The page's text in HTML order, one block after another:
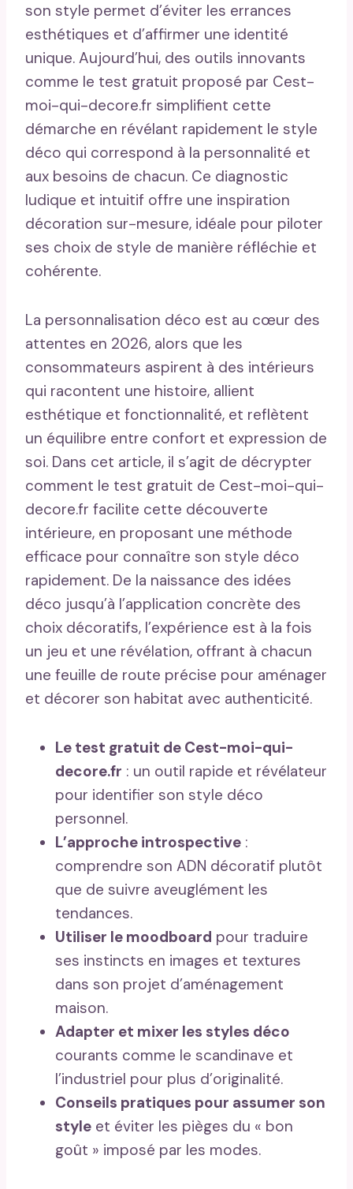
son style permet d’éviter les errances
esthétiques et d’affirmer une identité
unique. Aujourd’hui, des outils innovants
comme le test gratuit proposé par Cest-
moi-qui-decore.fr simplifient cette
démarche en révélant rapidement le style
déco qui correspond à la personnalité et
aux besoins de chacun. Ce diagnostic
ludique et intuitif offre une inspiration
décoration sur-mesure, idéale pour piloter
ses choix de style de manière réfléchie et
cohérente.
La personnalisation déco est au cœur des
attentes en 2026, alors que les
consommateurs aspirent à des intérieurs
qui racontent une histoire, allient
esthétique et fonctionnalité, et reflètent
un équilibre entre confort et expression de
soi. Dans cet article, il s’agit de décrypter
comment le test gratuit de Cest-moi-qui-
decore.fr facilite cette découverte
intérieure, en proposant une méthode
efficace pour connaître son style déco
rapidement. De la naissance des idées
déco jusqu’à l’application concrète des
choix décoratifs, l’expérience est à la fois
un jeu et une révélation, offrant à chacun
une feuille de route précise pour aménager
et décorer son habitat avec authenticité.
Le test gratuit de Cest-moi-qui-
decore.fr : un outil rapide et révélateur
pour identifier son style déco
personnel.
L’approche introspective :
comprendre son ADN décoratif plutôt
que de suivre aveuglément les
tendances.
Utiliser le moodboard pour traduire
ses instincts en images et textures
dans son projet d’aménagement
maison.
Adapter et mixer les styles déco
courants comme le scandinave et
l’industriel pour plus d’originalité.
Conseils pratiques pour assumer son
style et éviter les pièges du « bon
goût » imposé par les modes.